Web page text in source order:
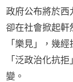
政府公布將於西
卻在社會掀起軒
「樂見」，幾
「泛政治化抗
變。